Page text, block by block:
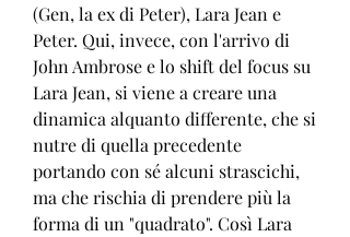
(Gen, la ex di Peter), Lara Jean e
Peter. Qui, invece, con l'arrivo di
John Ambrose e lo shift del focus su
Lara Jean, si viene a creare una
dinamica alquanto differente, che si
nutre di quella precedente
portando con sé alcuni strascichi,
ma che rischia di prendere più la
forma di un "quadrato". Così Lara